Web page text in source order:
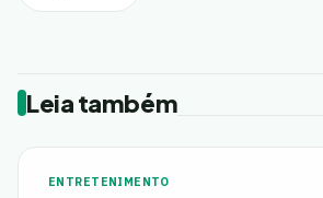
Leia também
ENTRETENIMENTO